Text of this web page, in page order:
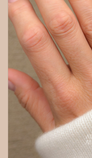
gepersonaliseerde juwelen
Armbanden
Extra
Nose & Paw collectie
Oorbellen